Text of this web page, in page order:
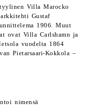
Villa Marocko
Gustaf
1906. Muut
ovat Villa Carlshamn ja
vuodelta 1864
Pietarsaari-Kokkola –
nimensä